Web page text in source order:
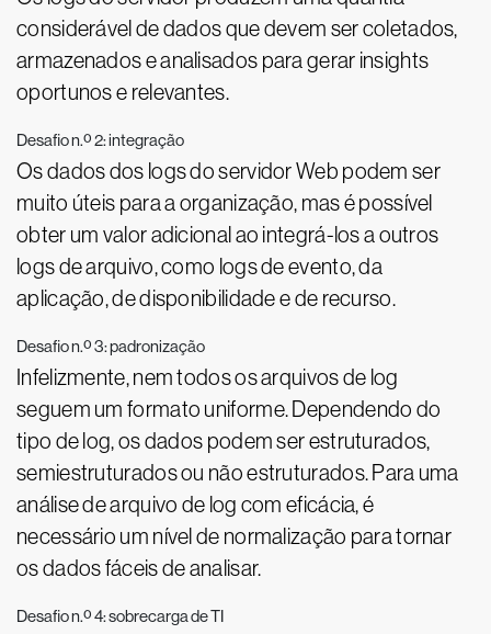
considerável de dados que devem ser coletados,
armazenados e analisados para gerar insights
oportunos e relevantes.
Desafio n.º 2: integração
Os dados dos logs do servidor Web podem ser
muito úteis para a organização, mas é possível
obter um valor adicional ao integrá-los a outros
logs de arquivo, como logs de evento, da
aplicação, de disponibilidade e de recurso.
Desafio n.º 3: padronização
Infelizmente, nem todos os arquivos de log
seguem um formato uniforme. Dependendo do
tipo de log, os dados podem ser estruturados,
semiestruturados ou não estruturados. Para uma
análise de arquivo de log com eficácia, é
necessário um nível de normalização para tornar
os dados fáceis de analisar.
Desafio n.º 4: sobrecarga de TI